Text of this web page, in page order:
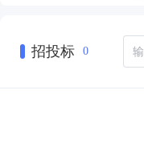
招投标 0